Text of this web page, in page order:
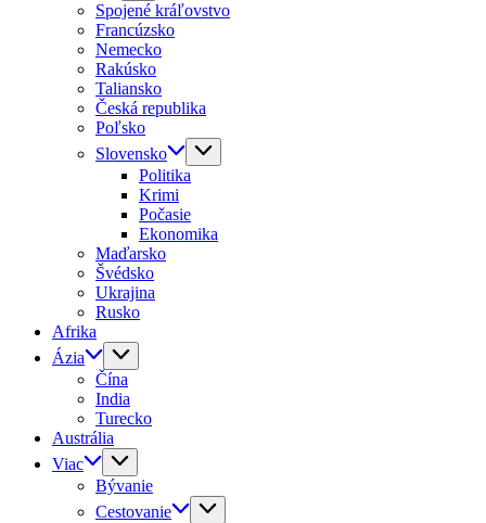
Spojené kráľovstvo
Francúzsko
Nemecko
Rakúsko
Taliansko
Česká republika
Poľsko
Slovensko
Politika
Krimi
Počasie
Ekonomika
Maďarsko
Švédsko
Ukrajina
Rusko
Afrika
Ázia
Čína
India
Turecko
Austrália
Viac
Bývanie
Cestovanie